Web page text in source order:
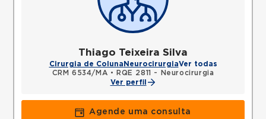
Thiago Teixeira Silva
Cirurgia de Coluna NeurocirurgiaVer todas
CRM 6534/MA •
RQE 2811 - Neurocirurgia
Ver perfil
Agende uma consulta